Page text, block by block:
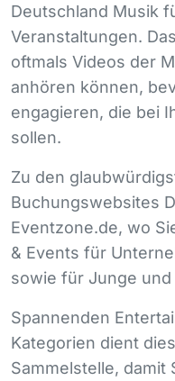
Deutschland Musik
Veranstaltungen.
oftmals Videos der
anhören können,
engagieren, die bei
sollen.
Zu den
Buchungswebsites
Eventzone.de, wo
& Events für
sowie für Junge
Spannenden
Kategorien dient
Sammelstelle, damit